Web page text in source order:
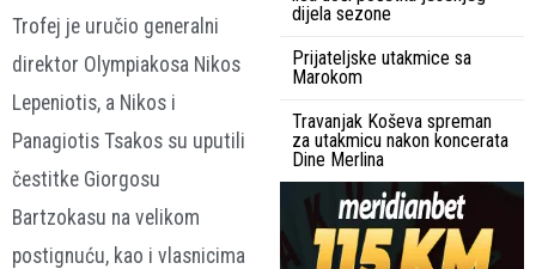
Trofej je uručio generalni
direktor Olympiakosa Nikos
Lepeniotis, a Nikos i
Panagiotis Tsakos su uputili
čestitke Giorgosu
Bartzokasu na velikom
postignuću, kao i vlasnicima
dijela sezone
Prijateljske utakmice sa
Marokom
Travanjak Koševa spreman
za utakmicu nakon koncerata
Dine Merlina